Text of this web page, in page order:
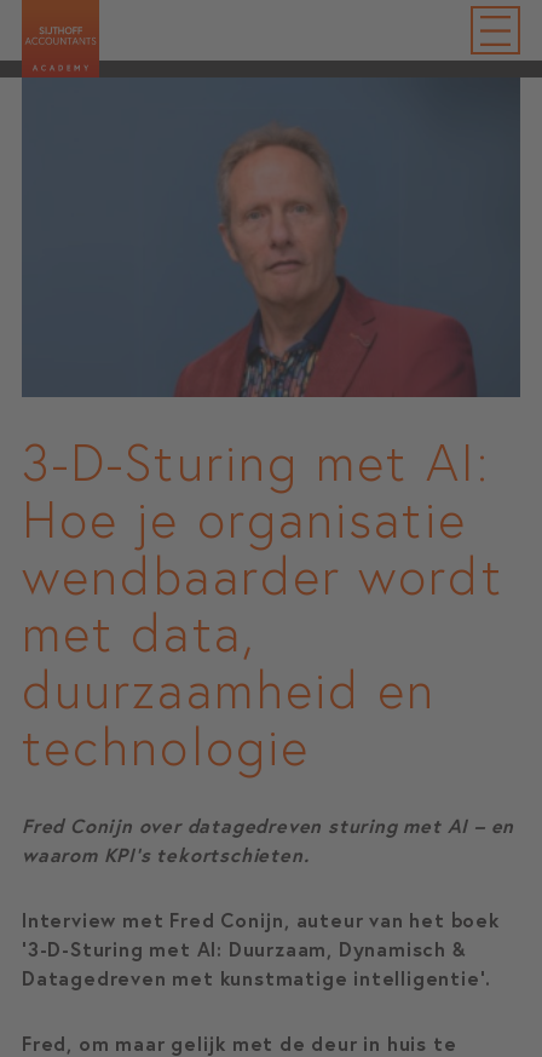
3-D-Sturing met AI:
Hoe je organisatie
wendbaarder wordt
met data,
duurzaamheid en
technologie
Fred Conijn over datagedreven sturing met AI – en
waarom KPI’s tekortschieten.
Interview met Fred Conijn, auteur van het boek
‘3-D-Sturing met AI: Duurzaam, Dynamisch &
Datagedreven met kunstmatige intelligentie’.
Fred, om maar gelijk met de deur in huis te